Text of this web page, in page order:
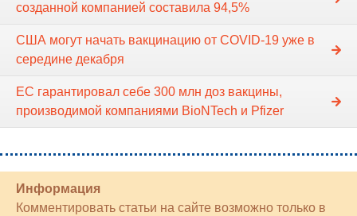
созданной компанией составила 94,5%
США могут начать вакцинацию от COVID-19 уже в
середине декабря
ЕC гарантировал себе 300 млн доз вакцины,
производимой компаниями BioNTech и Pfizer
Информация
Комментировать статьи на сайте возможно только в